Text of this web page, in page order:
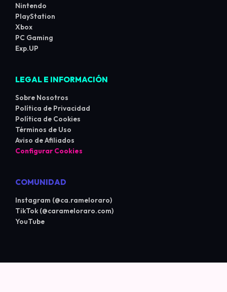
Nintendo
PlayStation
Xbox
PC Gaming
Exp.UP
LEGAL E INFORMACIÓN
Sobre Nosotros
Política de Privacidad
Política de Cookies
Términos de Uso
Aviso de Afiliados
Configurar Cookies
COMUNIDAD
Instagram (@ca.rameloraro)
TikTok (@carameloraro.com)
YouTube